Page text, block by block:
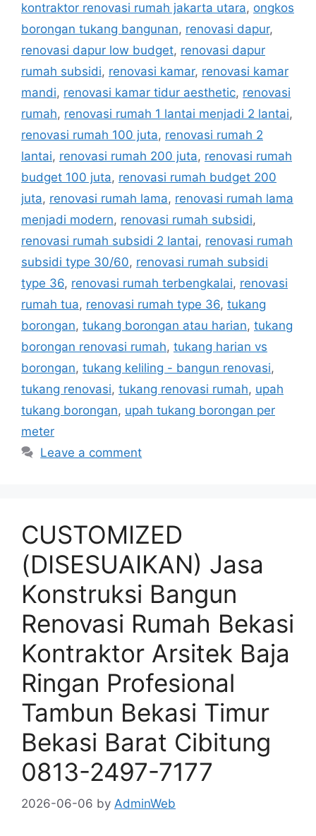
kontraktor renovasi rumah jakarta utara, ongkos
borongan tukang bangunan, renovasi dapur,
renovasi dapur low budget, renovasi dapur
rumah subsidi, renovasi kamar, renovasi kamar
mandi, renovasi kamar tidur aesthetic, renovasi
rumah, renovasi rumah 1 lantai menjadi 2 lantai,
renovasi rumah 100 juta, renovasi rumah 2
lantai, renovasi rumah 200 juta, renovasi rumah
budget 100 juta, renovasi rumah budget 200
juta, renovasi rumah lama, renovasi rumah lama
menjadi modern, renovasi rumah subsidi,
renovasi rumah subsidi 2 lantai, renovasi rumah
subsidi type 30/60, renovasi rumah subsidi
type 36, renovasi rumah terbengkalai, renovasi
rumah tua, renovasi rumah type 36, tukang
borongan, tukang borongan atau harian, tukang
borongan renovasi rumah, tukang harian vs
borongan, tukang keliling - bangun renovasi,
tukang renovasi, tukang renovasi rumah, upah
tukang borongan, upah tukang borongan per
meter
Leave a comment
CUSTOMIZED
(DISESUAIKAN) Jasa
Konstruksi Bangun
Renovasi Rumah Bekasi
Kontraktor Arsitek Baja
Ringan Profesional
Tambun Bekasi Timur
Bekasi Barat Cibitung
0813-2497-7177
2026-06-06 by AdminWeb